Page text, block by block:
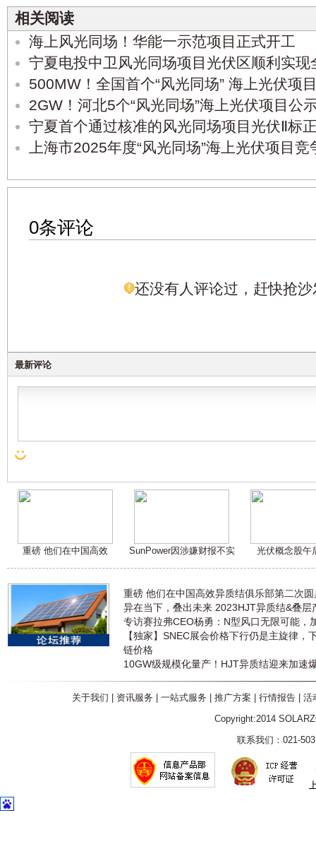
相关阅读
海上风光同场！华能一示范项目正式开工
宁夏电投中卫风光同场项目光伏区顺利实现
500MW！全国首个“风光同场” 海上光伏项
2GW！河北5个“风光同场”海上光伏项目公
宁夏首个通过核准的风光同场项目光伏Ⅱ标
上海市2025年度“风光同场”海上光伏项目
0条评论
还没有人评论过，赶快抢沙
最新评论
重磅 他们在中国高效 SunPower因涉嫌财报不实 光伏概念股午
重磅 他们在中国高效异质结俱乐部第二次
异在当下，叠出未来 2023HJT异质结&叠层
专访赛拉弗CEO杨勇：N型风口无限可能，
【独家】SNEC展会价格下行仍是主旋律，
链价格
10GW级规模化量产！HJT异质结迎来加速
关于我们 资讯服务 一站式服务 推广方案 行情报告| 活
Copyright:2014
联系我们：021-